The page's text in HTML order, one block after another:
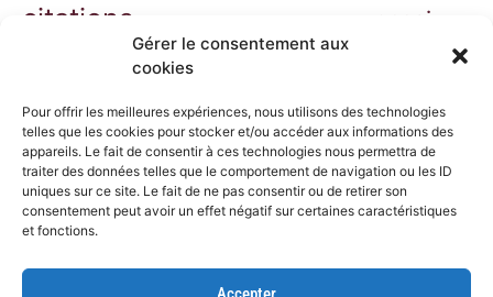
Gérer le consentement aux
cookies
Pour offrir les meilleures expériences, nous utilisons des technologies
telles que les cookies pour stocker et/ou accéder aux informations des
appareils. Le fait de consentir à ces technologies nous permettra de
traiter des données telles que le comportement de navigation ou les ID
uniques sur ce site. Le fait de ne pas consentir ou de retirer son
consentement peut avoir un effet négatif sur certaines caractéristiques
et fonctions.
citations essai
gospel grégorien
jésus liturgie liturgie orthodoxe marie
morceaux choisismusique
musique classique musique de film nouveau
testament nouvelles orthodoxe philosophie